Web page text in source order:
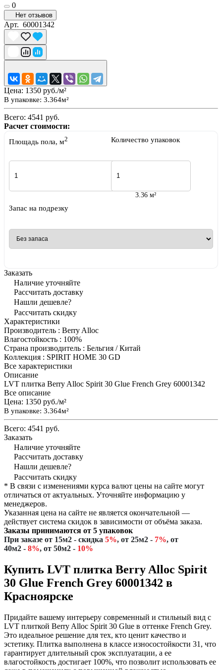
0
Нет отзывов
Арт. 60001342
Цена: 1350 руб./м²
В упаковке: 3.364м²
Всего: 4541 руб.
Расчет стоимости:
Площадь пола, м2 Количество упаковок
3.36 м²
Запас на подрезку
Заказать
Наличие уточняйте
Рассчитать доставку
Нашли дешевле?
Рассчитать скидку
Характеристики
Производитель : Berry Alloc
Влагостойкость : 100%
Страна производитель : Бельгия / Китай
Коллекция : SPIRIT HOME 30 GD
Все характеристики
Описание
LVT плитка Berry Alloc Spirit 30 Glue French Grey 60001342
Все описание
Цена: 1350 руб./м²
В упаковке: 3.364м²
Всего: 4541 руб.
Заказать
Наличие уточняйте
Рассчитать доставку
Нашли дешевле?
Рассчитать скидку
* В связи с изменениями курса валют цены на сайте могут
отличаться от актуальных. Уточняйте информацию у
менеджеров.
Указанная цена на сайте не является окончательной —
действует система скидок в зависимости от объёма заказа.
Заказы принимаются от 5 упаковок
При заказе от 15м2 - скидка 5%, от 25м2 - 7%, от
40м2 - 8%, от 50м2 - 10%
Купить LVT плитка Berry Alloc Spirit
30 Glue French Grey 60001342 в
Красноярске
Придайте вашему интерьеру современный и стильный вид с
LVT плиткой Berry Alloc Spirit 30 Glue в оттенке French Grey.
Это идеальное решение для тех, кто ценит качество и
эстетику. Плитка выполнена в классе износостойкости 31, что
гарантирует длительный срок эксплуатации, а ее
влагостойкость достигает 100%, что позволит использовать ее